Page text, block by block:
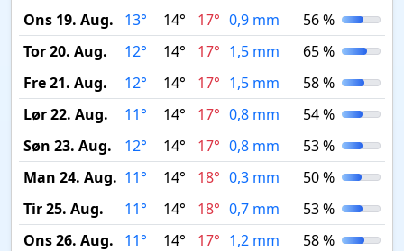
Ons 19. Aug.
13° 14° 17° 0,9 mm
56 %
Tor 20. Aug.
12° 14° 17° 1,5 mm
65 %
Fre 21. Aug.
12° 14° 17° 1,5 mm
58 %
Lør 22. Aug.
11° 14° 17° 0,8 mm
54 %
Søn 23. Aug.
12° 14° 17° 0,8 mm
53 %
Man 24. Aug. 11° 14° 18° 0,3 mm
50 %
Tir 25. Aug.
11° 14° 18° 0,7 mm
53 %
Ons 26. Aug.
11° 14° 17° 1,2 mm 58 %